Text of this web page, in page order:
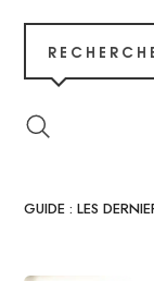
GUIDE : LES